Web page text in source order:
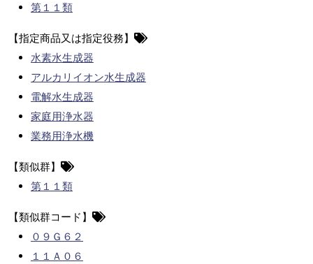
第１１類
【指定商品又は指定役務】
水素水生成器
アルカリイオン水生成器
電解水生成器
家庭用浄水器
業務用浄水機
【類似群】
第１１類
【類似群コード】
０９Ｇ６２
１１Ａ０６